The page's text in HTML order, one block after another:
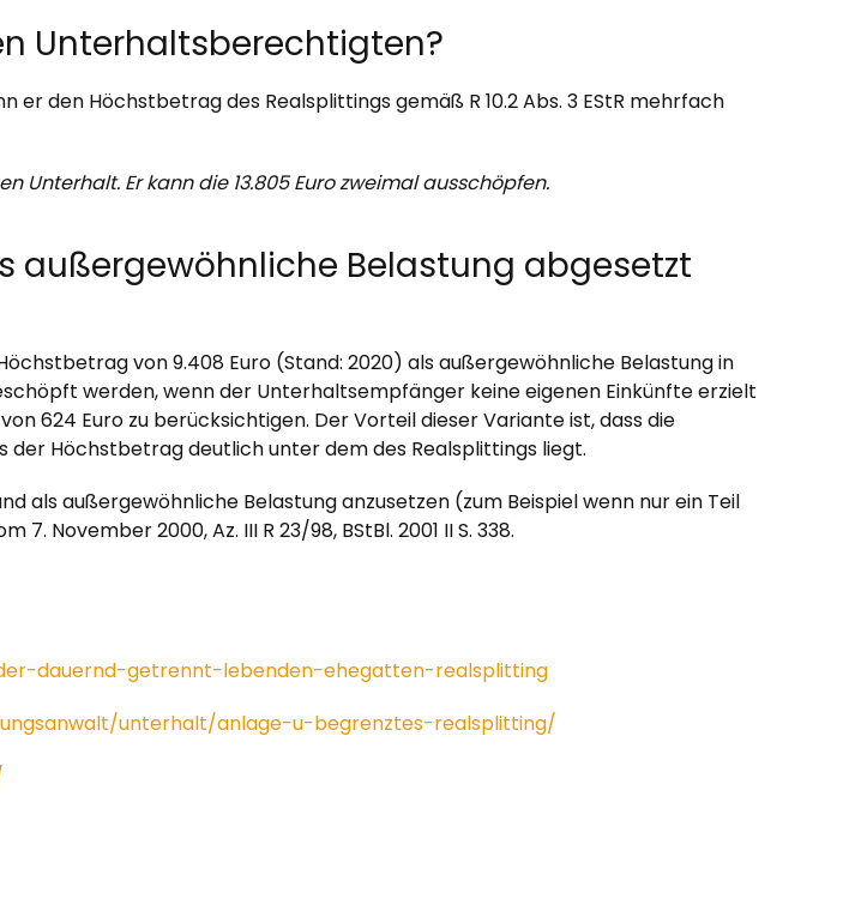
Unterhaltsberechtigten?
den Höchstbetrag des Realsplittings gemäß R 10.2 Abs. 3 EStR mehrfach
Unterhalt. Er kann die 13.805 Euro zweimal ausschöpfen.
außergewöhnliche Belastung abgesetzt
von 9.408 Euro (Stand: 2020) als außergewöhnliche Belastung in
werden, wenn der Unterhaltsempfänger keine eigenen Einkünfte erzielt
624 Euro zu berücksichtigen. Der Vorteil dieser Variante ist, dass die
Höchstbetrag deutlich unter dem des Realsplittings liegt.
als außergewöhnliche Belastung anzusetzen (zum Beispiel wenn nur ein Teil
November 2000, Az. III R 23/98, BStBl. 2001 II S. 338.
dauernd-getrennt-lebenden-ehegatten-realsplitting
unterhalt/anlage-u-begrenztes-realsplitting/